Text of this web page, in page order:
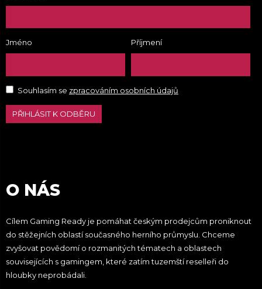
Jméno Příjmení
Souhlasím se zpracováním osobních údajů
PŘIHLÁSIT K ODBĚRU
O NÁS
Cílem Gaming Ready je pomáhat českým prodejcům proniknout
do stěžejních oblastí současného herního průmyslu. Chceme
zvyšovat povědomí o rozmanitých tématech a oblastech
souvisejících s gamingem, které zatím tuzemští reselleři do
hloubky neprobádali.